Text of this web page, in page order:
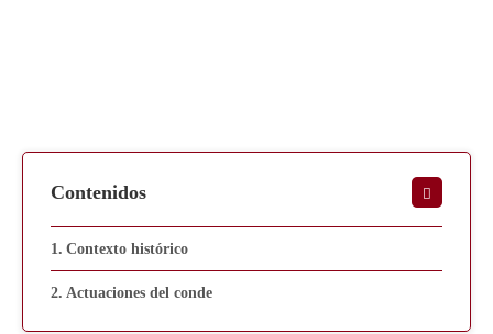
Contenidos
Contexto histórico
Actuaciones del conde